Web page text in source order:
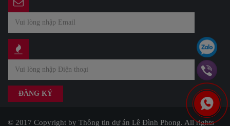
© 2017 Copyright by Thông tin dự án Lê Đình Phong. All rights